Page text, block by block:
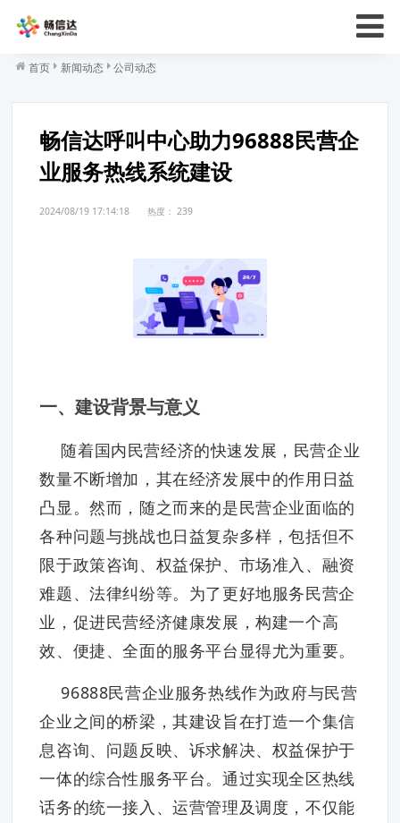
首页 新闻动态 公司动态
畅信达呼叫中心助力96888民营企
业服务热线系统建设
2024/08/19 17:14:18 热度：239
一、建设背景与意义
随着国内民营经济的快速发展，民营企业
数量不断增加，其在经济发展中的作用日益
凸显。然而，随之而来的是民营企业面临的
各种问题与挑战也日益复杂多样，包括但不
限于政策咨询、权益保护、市场准入、融资
难题、法律纠纷等。为了更好地服务民营企
业，促进民营经济健康发展，构建一个高
效、便捷、全面的服务平台显得尤为重要。
96888民营企业服务热线作为政府与民营
企业之间的桥梁，其建设旨在打造一个集信
息咨询、问题反映、诉求解决、权益保护于
一体的综合性服务平台。通过实现全区热线
话务的统一接入、运营管理及调度，不仅能